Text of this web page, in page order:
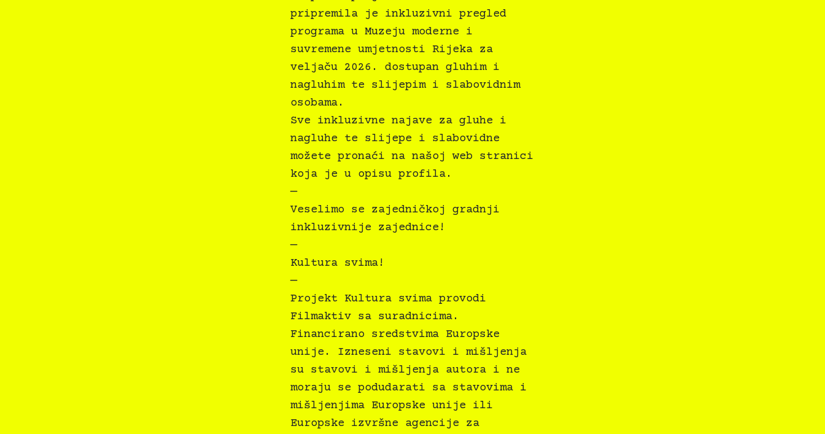
pripremila je inkluzivni pregled
programa u Muzeju moderne i
suvremene umjetnosti Rijeka za
veljaču 2026. dostupan gluhim i
nagluhim te slijepim i slabovidnim
osobama.
Sve inkluzivne najave za gluhe i
nagluhe te slijepe i slabovidne
možete pronaći na našoj web stranici
koja je u opisu profila.
—
Veselimo se zajedničkoj gradnji
inkluzivnije zajednice!
—
Kultura svima!
—
Projekt Kultura svima provodi
Filmaktiv sa suradnicima.
Financirano sredstvima Europske
unije. Izneseni stavovi i mišljenja
su stavovi i mišljenja autora i ne
moraju se podudarati sa stavovima i
mišljenjima Europske unije ili
Europske izvršne agencije za